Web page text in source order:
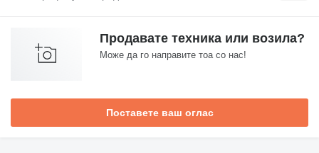
Продавате техника или возила?
Може да го направите тоа со нас!
Поставете ваш оглас